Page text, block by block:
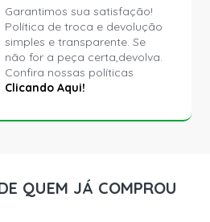
Garantimos sua satisfação!
Política de troca e devolução
simples e transparente. Se
não for a peça certa,devolva.
Confira nossas políticas
Clicando Aqui!
QUEM JÁ COMPROU